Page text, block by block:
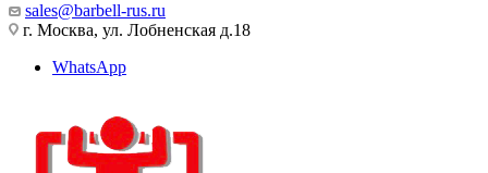
sales@barbell-rus.ru
г. Москва, ул. Лобненская д.18
WhatsApp